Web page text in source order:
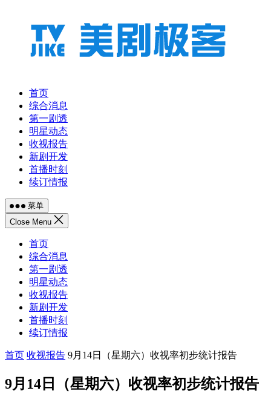
首页
综合消息
第一剧透
明星动态
收视报告
新剧开发
首播时刻
续订情报
菜单
Close Menu
首页
综合消息
第一剧透
明星动态
收视报告
新剧开发
首播时刻
续订情报
首页 收视报告 9月14日（星期六）收视率初步统计报告
9月14日（星期六）收视率初步统计报告